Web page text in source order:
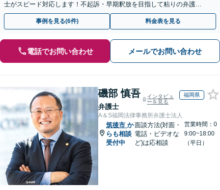
士がスピード対応します！不起訴・早期釈放を目指して粘りの弁護活
動を行います。
事例を見る(6件) 料金表を見る
電話でお問い合わせ メールでお問い合わせ
磯部 慎吾
弁護士
インタビュ
ーを見る
福岡県
A＆S福岡法律事務所弁護士法人
筑後市 か
らも相談
受付中
面談方法(対面・
電話・ビデオな
ど)は応相談
営業時間：0
9:00~18:00
（平日）